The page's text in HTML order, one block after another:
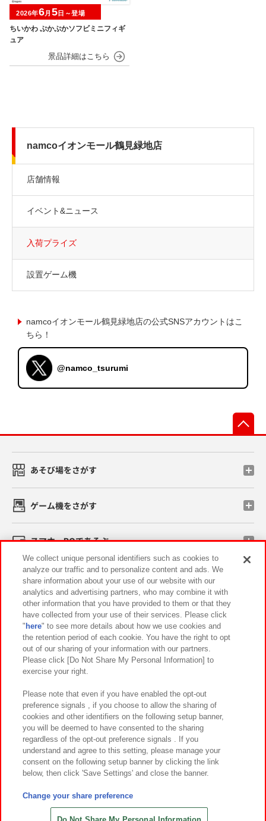
ちいかわ ぷかぷかソフビミニフィギ
ュア
2026年6月 5日～登場
namcoイオンモール鶴見緑地店
店舗情報
イベント&ニュース
入荷プライズ
設置ゲーム機
namcoイオンモール鶴見緑地店の公式SNSアカウントはこ
ちら！
@namco_tsurumi
あそび場をさがす
ゲーム機をさがす
スマホ・PCであそぶ
イベント・キャンペーン
関連会社 サステナビリティ サイトポリシー
プライバシーポリシー ウェブアクセシビリティ方針と検証結果
お取引先さまとともに
カスタマーハラスメント対応方針 よくあるご質問・お問い合わせ
©Bandai Namco Amusement Inc.
©Bandai Namco Amusement Lab Inc.
©HANAYASHIKI Co., Ltd. All Rights Reserved.
We collect unique personal identifiers such as cookies to
analyze our traffic and to personalize content and ads. We
share information about your use of our website with our
analytics and advertising partners, who may combine it with
other information that you have provided to them or that they
have collected from your use of their services. Please click
" here" to see more details about how we use cookies and
the retention period of each cookie. You have the right to opt
out of our sharing of your information with our partners.
Please click [Do Not Share My Personal Information] to
exercise your right.
Please note that even if you have enabled the opt-out
preference signals , if you choose to allow the sharing of
cookies and other identifiers on the following setup banner,
you will be deemed to have consented to the sharing
regardless of the opt-out preference signals . If you
understand and agree to this setting, please manage your
consent on the following setup banner by clicking the link
below, then click 'Save Settings' and close the banner.
Change your share preference